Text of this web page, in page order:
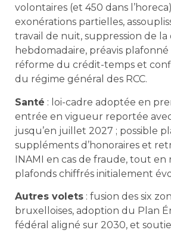
volontaires (et 450 dans
exonérations partielles,
travail de nuit, suppression de
hebdomadaire, préavis plafonné
réforme du crédit-temps et
du régime général des RCC.
Santé : loi-cadre adoptée en
entrée en vigueur reportée
jusqu’en juillet 2027 ; possible
suppléments d’honoraires et
INAMI en cas de fraude, tout en
plafonds chiffrés initialement
Autres volets : fusion des six
bruxelloises, adoption du Plan
fédéral aligné sur 2030, et